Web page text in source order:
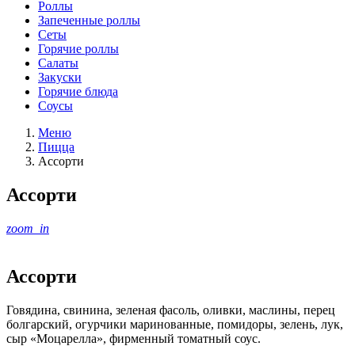
Роллы
Запеченные роллы
Сеты
Горячие роллы
Салаты
Закуски
Горячие блюда
Соусы
Меню
Пицца
Ассорти
Ассорти
zoom_in
Ассорти
Говядина, свинина, зеленая фасоль, оливки, маслины, перец
болгарский, огурчики маринованные, помидоры, зелень, лук,
сыр «Моцарелла», фирменный томатный соус.